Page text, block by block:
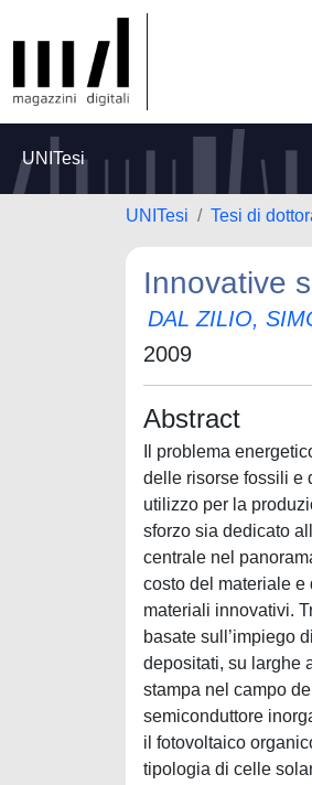
UNITesi
UNITesi Tesi di
Innovative
DAL ZILIO,
2009
Abstract
Il problema
delle risorse fossili e
utilizzo per la
sforzo sia dedicato
centrale nel
costo del materiale
materiali innovativi.
basate sull’impiego
depositati, su larghe
stampa nel campo
semiconduttore
il fotovoltaico
tipologia di celle